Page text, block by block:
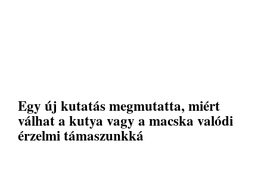
Egy új kutatás megmutatta, miért
válhat a kutya vagy a macska valódi
érzelmi támaszunkká